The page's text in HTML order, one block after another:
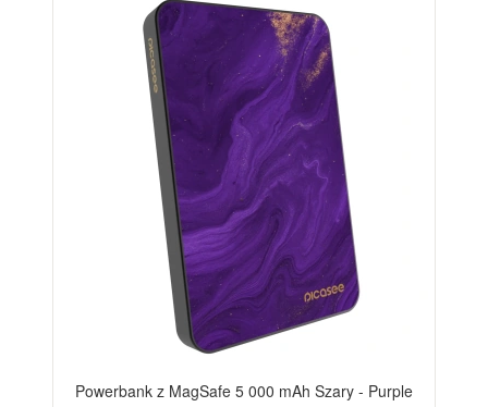
Powerbank z MagSafe 5 000 mAh Szary - Purple